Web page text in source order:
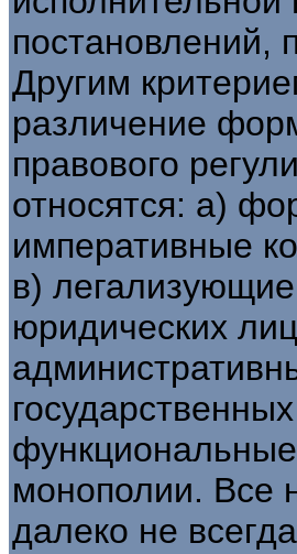
постановлений,
Другим
различение
правового
относятся: а)
императивные
в)
юридических
монополии. Все
далеко не